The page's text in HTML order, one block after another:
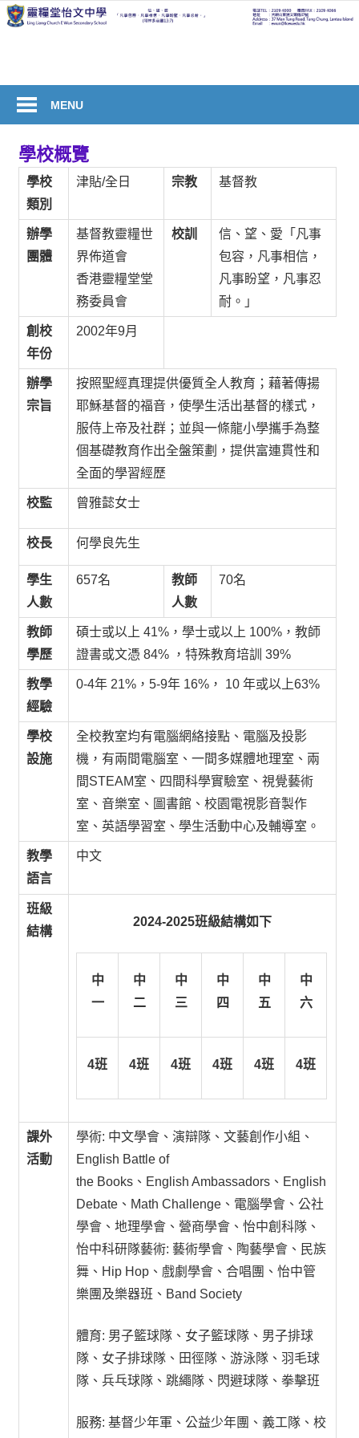
Skip
Ling
Liang
Church
Wun
Secondary
School
MENU
學校概覽
學校
類別
津貼/全日 宗教 基督教
辦學
團體
基督教靈糧世
界佈道會
香港靈糧堂堂
務委員會
校訓
信、望、愛「凡事
包容，凡事相信，
凡事盼望，凡事忍
耐。」
創校
年份
2002年9月
辦學
宗旨
按照聖經真理提供優質全人教育；藉著傳揚
耶穌基督的福音，使學生活出基督的樣式，
服侍上帝及社群；並與一條龍小學攜手為整
個基礎教育作出全盤策劃，提供富連貫性和
全面的學習經歷
校監 曾雅懿女士
校長 何學良先生
學生
人數
657名
教師
人數
70名
教師
學歷
碩士或以上 41%，學士或以上 100%，教師
證書或文憑 84% ，特殊教育培訓 39%
教學
經驗
0-4年 21%，5-9年 16%， 10 年或以上63%
學校
設施
全校教室均有電腦網絡接點、電腦及投影
機，有兩間電腦室、一間多媒體地理室、兩
間STEAM室、四間科學實驗室、視覺藝術
室、音樂室、圖書館、校園電視影音製作
室、英語學習室、學生活動中心及輔導室。
教學
語言
中文
班級
結構
2024-2025班級結構如下
中
一
中
二
中
三
中
四
中
五
中
六
4班 4班 4班 4班 4班 4班
課外
活動
學術: 中文學會、演辯隊、文藝創作小組、
English Battle of
the Books、English Ambassadors、English
Debate、Math Challenge、電腦學會、公社
學會、地理學會、營商學會、怡中創科隊、
怡中科研隊藝術: 藝術學會、陶藝學會、民族
舞、Hip Hop、戲劇學會、合唱團、怡中管
樂團及樂器班、Band Society
體育: 男子籃球隊、女子籃球隊、男子排球
隊、女子排球隊、田徑隊、游泳隊、羽毛球
隊、兵乓球隊、跳繩隊、閃避球隊、拳擊班
服務: 基督少年軍、公益少年團、義工隊、校